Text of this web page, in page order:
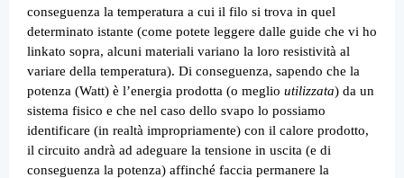
conseguenza la temperatura a cui il filo si trova in quel
determinato istante (come potete leggere dalle guide che vi ho
linkato sopra, alcuni materiali variano la loro resistività al
variare della temperatura). Di conseguenza, sapendo che la
potenza (Watt) è l’energia prodotta (o meglio utilizzata) da un
sistema fisico e che nel caso dello svapo lo possiamo
identificare (in realtà impropriamente) con il calore prodotto,
il circuito andrà ad adeguare la tensione in uscita (e di
conseguenza la potenza) affinché faccia permanere la